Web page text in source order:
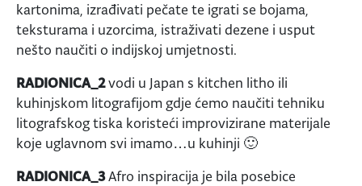
kartonima, izrađivati pečate te igrati se bojama,
teksturama i uzorcima, istraživati dezene i usput
nešto naučiti o indijskoj umjetnosti.
RADIONICA_2vodi u Japan s kitchen litho ili
kuhinjskom litografijom gdje ćemo naučiti tehniku
litografskog tiska koristeći improvizirane materijale
koje uglavnom svi imamo…u kuhinji 🙂
RADIONICA_3Afro inspiracija je bila posebice